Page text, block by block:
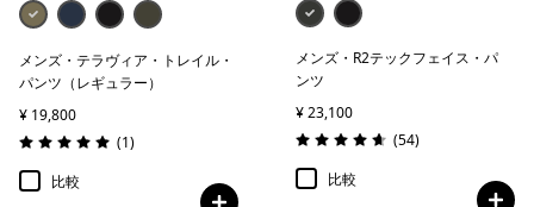
メンズ・テラヴィア・トレイル・
パンツ（レギュラー）
¥ 19,800
評価: 5.0 / 5
(1レビュー
)
比較
メンズ・R2テックフェイス・パ
ンツ
¥ 23,100
評価: 4.7 / 5
(54レビュー
)
比較